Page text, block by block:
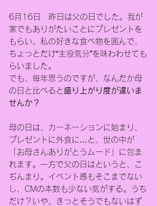
6月16日　昨日は父の日でした。我が
家でもありがたいことにプレゼントを
もらい、私の好きな食べ物を囲んで、
ちょっとだけ“主役気分”を味わわせても
らいました。
でも、毎年思うのですが、なんだか母
の日と比べると 盛り上がり度が違いま
せんか？
母の日は、カーネーションに始まり、
プレゼントに外食に…と、世の中が
「お母さんありがとうムード」に包ま
れます。一方で父の日はというと、こ
ぢんまり。イベント感もそこまでない
し、CMの本数も少ない気がする。うち
だけ？いや、きっとそうでもないはず